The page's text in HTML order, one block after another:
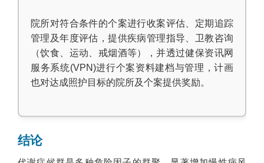
院所对符合条件的个案进行收案评估、定期追踪
管理及年度评估，提供疾病管理指导、卫教咨询
（饮食、运动、戒烟酒等），并透过健保资讯网
服务系统(VPN)进行个案资料建档与管理，计画
也对达成照护目标的院所及个案提供奖励。
结论